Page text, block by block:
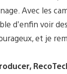
Avec les
d’enfin voir
et je